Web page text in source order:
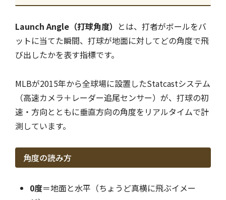
Launch Angle（打球角度） とは、打者がボールをバ
ットに当てた瞬間、打球が地面に対してどの角度で飛
び出したかを表す指標です。
MLBが2015年から全球場に設置したStatcastシステム
（高速カメラ＋レーダー追尾センサー）が、打球の初
速・方向とともに垂直方向の角度をリアルタイムで計
測しています。
角度の読み方
0度＝地面と水平（ちょうど真横に飛ぶイメー